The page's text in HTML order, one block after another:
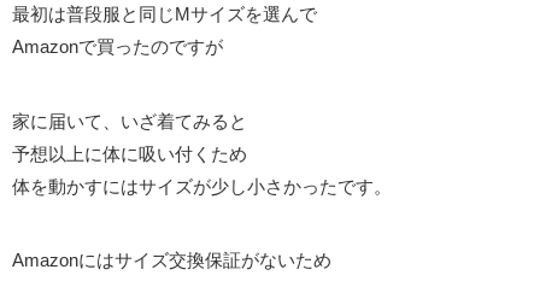
最初は普段服と同じMサイズを選んで
Amazonで買ったのですが
家に届いて、いざ着てみると
予想以上に体に吸い付くため
体を動かすにはサイズが少し小さかったです。
Amazonにはサイズ交換保証がないため